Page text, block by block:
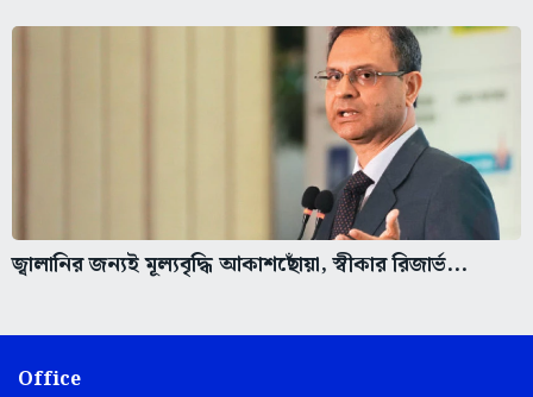
জ্বালানির জন্যই মূল্যবৃদ্ধি আকাশছোঁয়া, স্বীকার রিজার্ভ...
Office